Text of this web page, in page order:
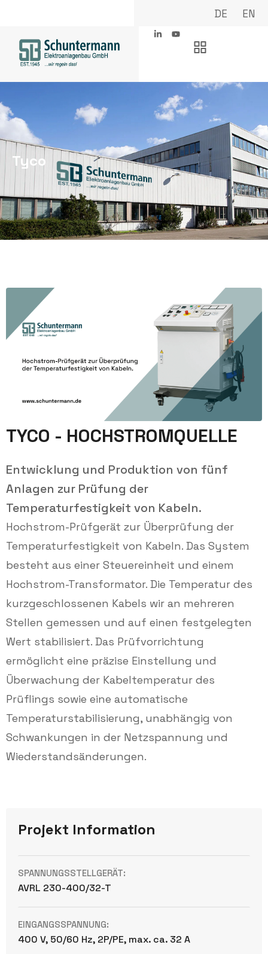
DE EN
Tyco
TYCO - HOCHSTROMQUELLE
Entwicklung und Produktion von fünf
Anlagen zur Prüfung der
Temperaturfestigkeit von Kabeln.
Hochstrom-Prüfgerät zur Überprüfung der
Temperaturfestigkeit von Kabeln. Das System
besteht aus einer Steuereinheit und einem
Hochstrom-Transformator. Die Temperatur des
kurzgeschlossenen Kabels wir an mehreren
Stellen gemessen und auf einen festgelegten
Wert stabilisiert. Das Prüfvorrichtung
ermöglicht eine präzise Einstellung und
Überwachung der Kabeltemperatur des
Prüflings sowie eine automatische
Temperaturstabilisierung, unabhängig von
Schwankungen in der Netzspannung und
Wiederstandsänderungen.
Projekt Information
SPANNUNGSSTELLGERÄT:
AVRL 230-400/32-T
EINGANGSSPANNUNG:
400 V, 50/60 Hz, 2P/PE, max. ca. 32 A